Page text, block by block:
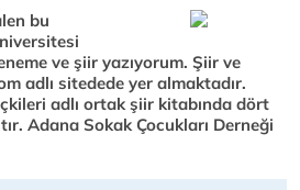
bu
ve şiir yazıyorum. Şiir ve
adlı sitedede yer almaktadır.
adlı ortak şiir kitabında dört
Adana Sokak Çocukları Derneği